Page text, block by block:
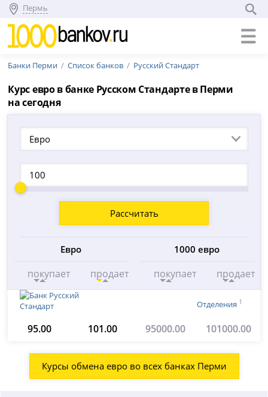
Пермь
Банки Перми Список банков Русский Стандарт
Курс евро в банке Русском Стандарте в Перми
на сегодня
Евро
Рассчитать
Евро
покупает продает
1000 евро
покупает продает
Отделения 1
95.00 101.00 95000.00 101000.00
Курсы обмена евро во всех банках Перми